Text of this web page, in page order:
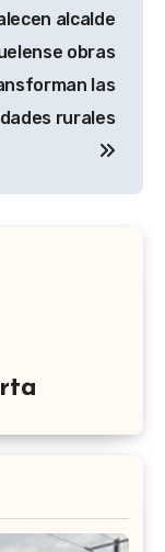
alcalde
obras
las
rurales